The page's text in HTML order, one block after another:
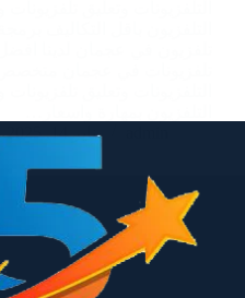
يناير 14, 2025